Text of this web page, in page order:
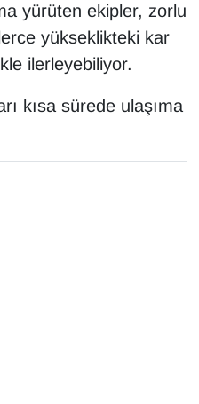
yürüten ekipler, zorlu
yükseklikteki kar
ilerleyebiliyor.
kısa sürede ulaşıma